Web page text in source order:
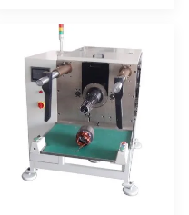
مم مع تشغيل شبه آلي